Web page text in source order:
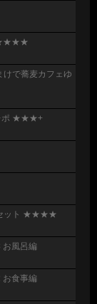
★★★★
けで蕎麦カフェゆ
レポ ★★★+
セット ★★★★
お風呂編
お食事編